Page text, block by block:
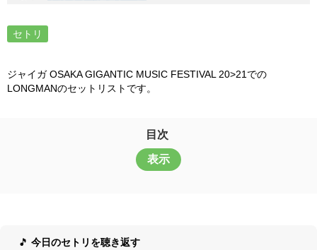
セトリ
ジャイガ OSAKA GIGANTIC MUSIC FESTIVAL 20>21での
LONGMANのセットリストです。
目次
表示
🎵 今日のセトリを聴き返す